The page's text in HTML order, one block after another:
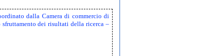
dalla Camera di commercio di
dei risultati della ricerca –